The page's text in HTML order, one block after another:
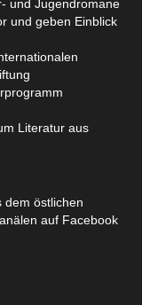
und Jugendromane
und geben Einblick
Literatur aus
dem östlichen
auf Facebook